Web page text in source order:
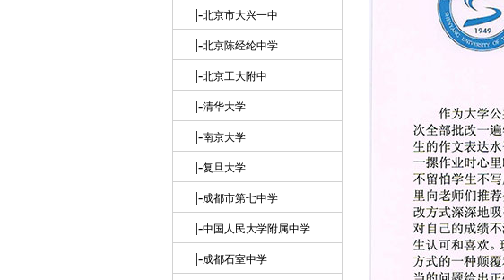
|-北京市大兴一中
|-北京陈经纶中学
|-北京工大附中
|-清华大学
|-南京大学
|-复旦大学
|-成都市第七中学
|-中国人民大学附属中学
|-成都石室中学